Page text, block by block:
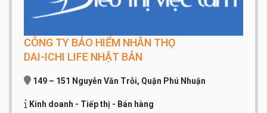
CÔNG TY BẢO HIỂM NHÂN THỌ
DAI-ICHI LIFE NHẬT BẢN
149 – 151 Nguyễn Văn Trỗi, Quận Phú Nhuận
Kinh doanh - Tiếp thị - Bán hàng